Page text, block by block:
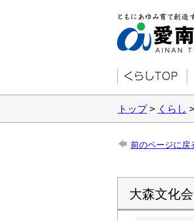
トップ> くらし >
前のページに戻
大森文化